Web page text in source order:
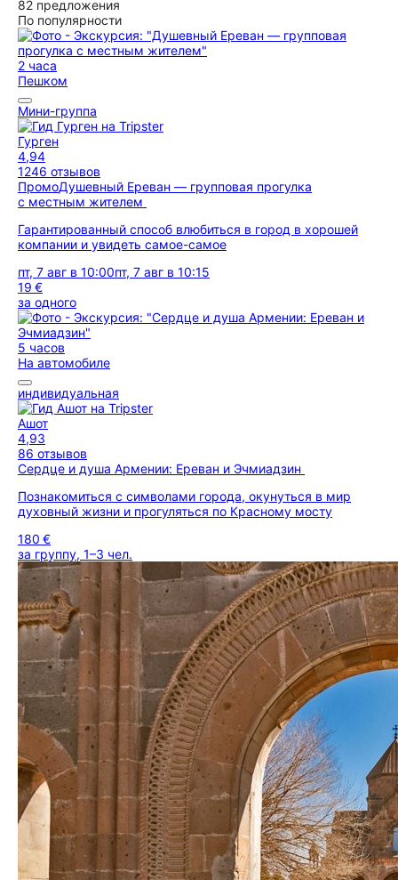
82 предложения
По популярности
2 часа
Пешком
Мини-группа
Гурген
4,94
1246 отзывов
ПромоДушевный Ереван — групповая прогулка
с местным жителем
Гарантированный способ влюбиться в город в хорошей
компании и увидеть самое-самое
пт, 7 авг в 10:00пт, 7 авг в 10:15
19 €
за одного
5 часов
На автомобиле
индивидуальная
Ашот
4,93
86 отзывов
Сердце и душа Армении: Ереван и Эчмиадзин
Познакомиться с символами города, окунуться в мир
духовный жизни и прогуляться по Красному мосту
180 €
за группу, 1–3 чел.